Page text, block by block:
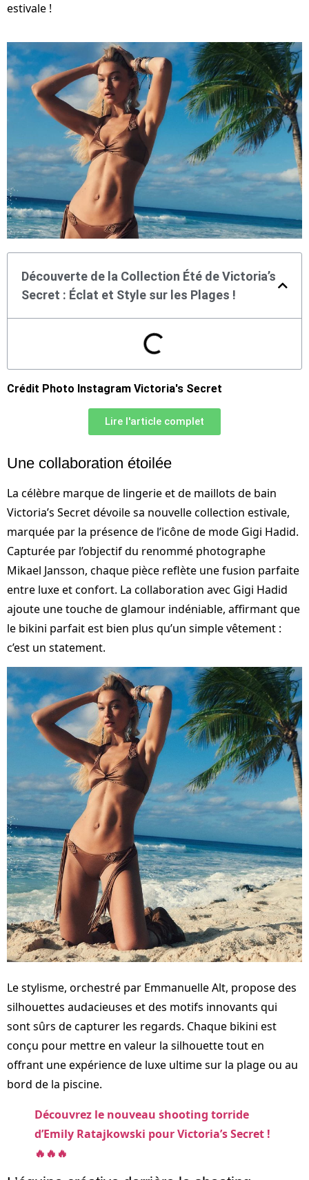
estivale !
Découverte de la Collection Été de Victoria’s
Secret : Éclat et Style sur les Plages !
Crédit Photo Instagram Victoria's Secret
Lire l'article complet
Une collaboration étoilée
La célèbre marque de lingerie et de maillots de bain
Victoria’s Secret dévoile sa nouvelle collection estivale,
marquée par la présence de l’icône de mode Gigi Hadid.
Capturée par l’objectif du renommé photographe
Mikael Jansson, chaque pièce reflète une fusion parfaite
entre luxe et confort. La collaboration avec Gigi Hadid
ajoute une touche de glamour indéniable, affirmant que
le bikini parfait est bien plus qu’un simple vêtement :
c’est un statement.
Le stylisme, orchestré par Emmanuelle Alt, propose des
silhouettes audacieuses et des motifs innovants qui
sont sûrs de capturer les regards. Chaque bikini est
conçu pour mettre en valeur la silhouette tout en
offrant une expérience de luxe ultime sur la plage ou au
bord de la piscine.
Découvrez le nouveau shooting torride
d’Emily Ratajkowski pour Victoria’s Secret !
🔥🔥🔥